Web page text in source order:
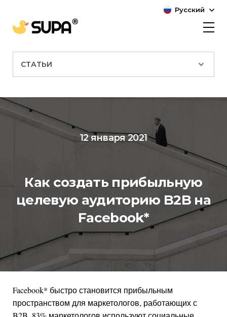
Русский
СТАТЬИ
12 января 2021
Как создать прибыльную
целевую аудиторию B2B на
Facebook*
Facebook* быстро становится прибыльным
пространством для маркетологов, работающих с